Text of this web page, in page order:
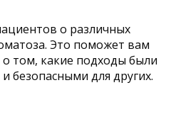
о различных
Это поможет вам
том, какие подходы были
безопасными для других.